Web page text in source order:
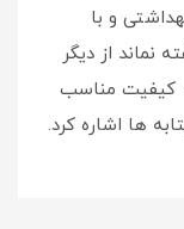
و با
نماند از دیگر
کیفیت مناسب
ها اشاره کرد.